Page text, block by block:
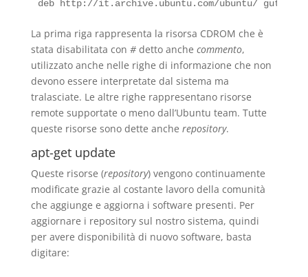
La prima riga rappresenta la risorsa CDROM che è
stata disabilitata con #detto anche commento,
utilizzato anche nelle righe di informazione che non
devono essere interpretate dal sistema ma
tralasciate. Le altre righe rappresentano risorse
remote supportate o meno dall’Ubuntu team. Tutte
queste risorse sono dette anche repository.
apt-get update
Queste risorse (repository) vengono continuamente
modificate grazie al costante lavoro della comunità
che aggiunge e aggiorna i software presenti. Per
aggiornare i repository sul nostro sistema, quindi
per avere disponibilità di nuovo software, basta
digitare: